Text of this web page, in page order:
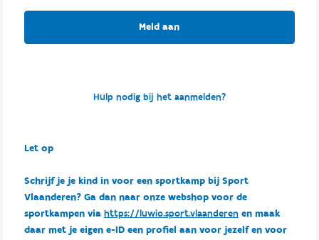
Meld aan
Hulp nodig bij het aanmelden?
Let op
Schrijf je je kind in voor een sportkamp bij Sport
Vlaanderen? Ga dan naar onze webshop voor de
sportkampen via https://luwio.sport.vlaanderenen maak
daar met je eigen e-ID een profiel aan voor jezelf en voor